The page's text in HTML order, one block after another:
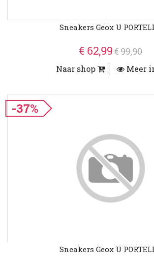
Sneakers Geox U
€ 62,99€ 99,90
Naar shop Meer
-37%
Sneakers Geox U